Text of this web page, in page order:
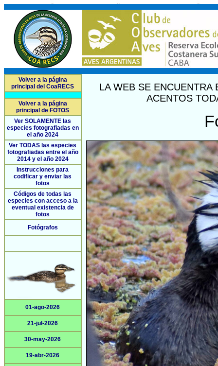
Volver a la página
principal del CoaRECS
Volver a la página
principal de FOTOS
Ver SOLAMENTE las
especies fotografiadas en
el año 2024
Ver TODAS las especies
fotografiadas entre el año
2014 y el año 2024
Instrucciones para
codificar y enviar las
fotos
Códigos de todas las
especies con acceso a la
eventual existencia de
fotos
Fotógrafos
01-ago-2026
21-jul-2026
30-may-2026
19-abr-2026
LA WEB SE
ACENTOS